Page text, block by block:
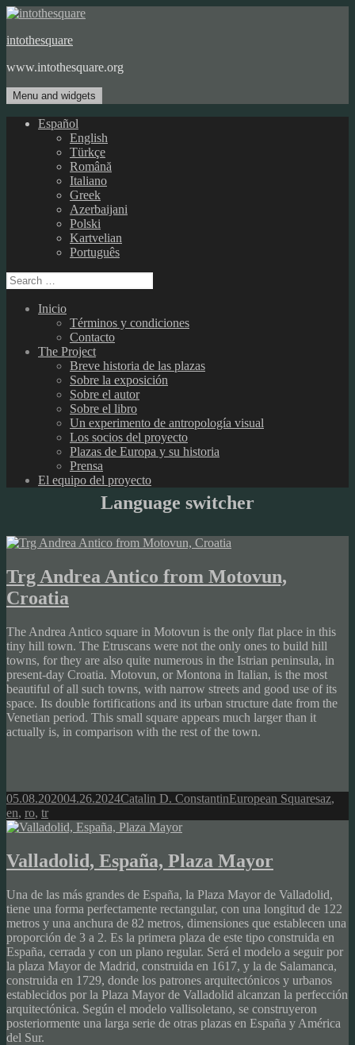
Skip
content
intothesquare
www.intothesquare.org
Menu and widgets
Español
English
Türkçe
Română
Italiano
Greek
Azerbaijani
Polski
Kartvelian
Português
Search
for:
Inicio
Términos y condiciones
Contacto
The Project
Breve historia de las plazas
Sobre la exposición
Sobre el autor
Sobre el libro
Un experimento de antropología visual
Los socios del proyecto
Plazas de Europa y su historia
Prensa
El equipo del proyecto
Language switcher
Trg Andrea Antico from Motovun,
Croatia
The Andrea Antico square in Motovun is the only flat place in this
tiny hill town. The Etruscans were not the only ones to build hill
towns, for they are also quite numerous in the Istrian peninsula, in
present-day Croatia. Motovun, or Montona in Italian, is the most
beautiful of all such towns, with narrow streets and good use of its
space. Its double fortifications and its urban structure date from the
Venetian period. This small square appears much larger than it
actually is, in comparison with the rest of the town.
Posted
on
05.08.202004.26.2024Author
Catalin D. ConstantinCategories
European SquaresTags
az,
en, ro, tr
Valladolid, España, Plaza Mayor
Una de las más grandes de España, la Plaza Mayor de Valladolid,
tiene una forma perfectamente rectangular, con una longitud de 122
metros y una anchura de 82 metros, dimensiones que establecen una
proporción de 3 a 2. Es la primera plaza de este tipo construida en
España, cerrada y con un plano regular. Será el modelo a seguir por
la plaza Mayor de Madrid, construida en 1617, y la de Salamanca,
construida en 1729, donde los patrones arquitectónicos y urbanos
establecidos por la Plaza Mayor de Valladolid alcanzan la perfección
arquitectónica. Según el modelo vallisoletano, se construyeron
posteriormente una larga serie de otras plazas en España y América
del Sur.